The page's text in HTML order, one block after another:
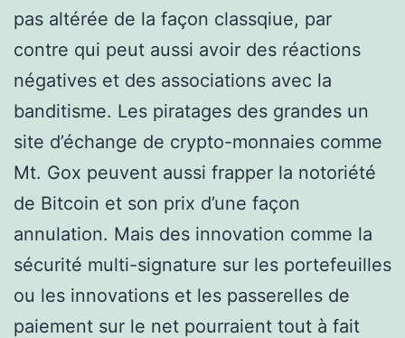
pas altérée de la façon classqiue, par
contre qui peut aussi avoir des réactions
négatives et des associations avec la
banditisme. Les piratages des grandes un
site d’échange de crypto-monnaies comme
Mt. Gox peuvent aussi frapper la notoriété
de Bitcoin et son prix d’une façon
annulation. Mais des innovation comme la
sécurité multi-signature sur les portefeuilles
ou les innovations et les passerelles de
paiement sur le net pourraient tout à fait